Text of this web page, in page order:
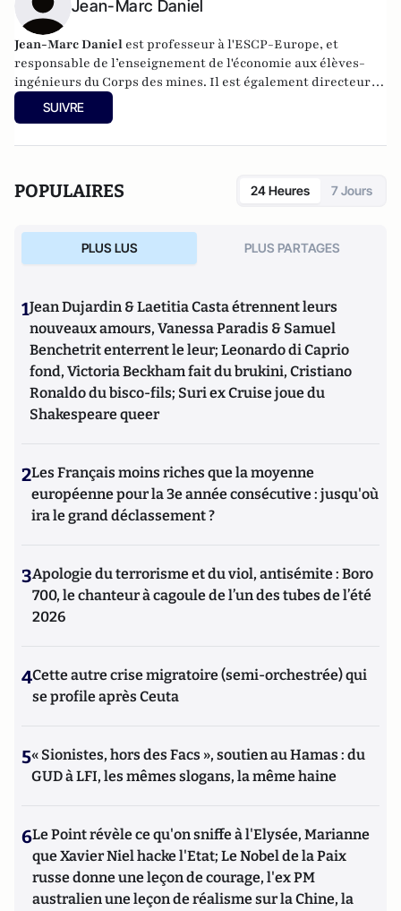
Jean-Marc Daniel
Jean-Marc Daniel est professeur à l'ESCP-Europe, et
responsable de l’enseignement de l'économie aux élèves-
ingénieurs du Corps des mines. Il est également directeur
de la revue Sociétal
auteur de plusieurs ouvrages sur l'économie, en particulier
SUIVRE
POPULAIRES 24 Heures 7 Jours
PLUS LUS PLUS PARTAGES
1Jean Dujardin & Laetitia Casta étrennent leurs
nouveaux amours, Vanessa Paradis & Samuel
Benchetrit enterrent le leur; Leonardo di Caprio
fond, Victoria Beckham fait du brukini, Cristiano
Ronaldo du bisco-fils; Suri ex Cruise joue du
Shakespeare queer
2Les Français moins riches que la moyenne
européenne pour la 3e année consécutive : jusqu'où
ira le grand déclassement ?
3Apologie du terrorisme et du viol, antisémite : Boro
700, le chanteur à cagoule de l’un des tubes de l’été
2026
4Cette autre crise migratoire (semi-orchestrée) qui
se profile après Ceuta
5« Sionistes, hors des Facs », soutien au Hamas : du
GUD à LFI, les mêmes slogans, la même haine
6Le Point révèle ce qu'on sniffe à l'Elysée, Marianne
que Xavier Niel hacke l'Etat; Le Nobel de la Paix
russe donne une leçon de courage, l'ex PM
australien une leçon de réalisme sur la Chine, la